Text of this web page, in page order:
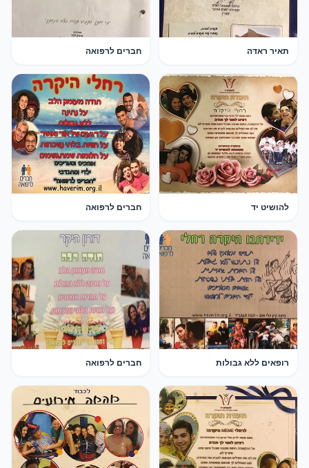
תאיר ראדה חברים לרפואה
להושיט יד חברים לרפואה
רופאים ללא גבולות חברים לרפואה